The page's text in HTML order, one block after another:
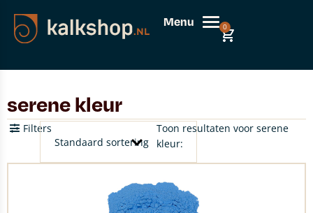
Menu 0
serene kleur
Toon resultaten voor serene
kleur:
Filters